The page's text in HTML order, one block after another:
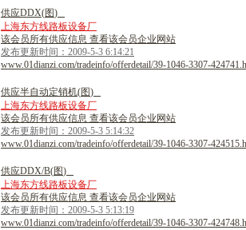
供应DDX(图)
上海东方线路板设备厂
该会员所有供应信息 查看该会员企业网站
发布更新时间：2009-5-3 6:14:21
www.01dianzi.com/tradeinfo/offerdetail/39-1046-3307-
供应半自动定销机(图)
上海东方线路板设备厂
该会员所有供应信息 查看该会员企业网站
发布更新时间：2009-5-3 5:14:32
www.01dianzi.com/tradeinfo/offerdetail/39-1046-3307-
供应DDX/B(图)
上海东方线路板设备厂
该会员所有供应信息 查看该会员企业网站
发布更新时间：2009-5-3 5:13:19
www.01dianzi.com/tradeinfo/offerdetail/39-1046-3307-